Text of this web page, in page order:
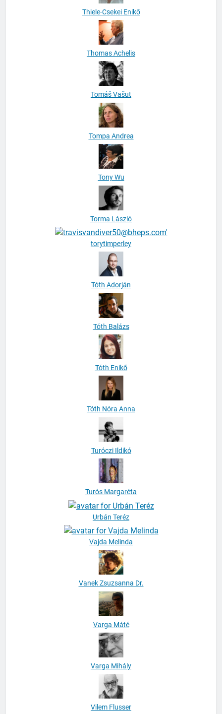
Thomas Achelis
Tomáš Vašut
Tompa Andrea
Tony Wu
Torma László
Tóth Adorján
Tóth Balázs
Tóth Enikő
Tóth Nóra Anna
Turóczi Ildikó
Turós Margaréta
Vanek Zsuzsanna Dr.
Varga Máté
Varga Mihály
Vilem Flusser